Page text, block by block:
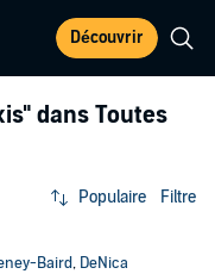
Découvrir
dans Toutes
Populaire Filtre
Baird, DeNica